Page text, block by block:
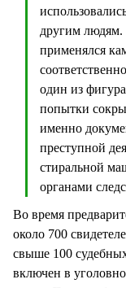
другим людям.
применялся
один из
попытки
именно
преступной
стиральной
органами
Во время
около 700
свыше 100
включен в